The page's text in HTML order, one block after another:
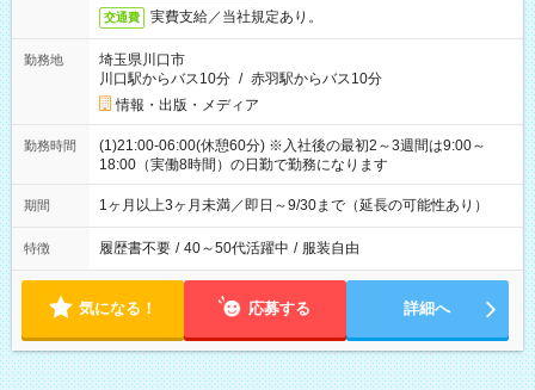
交通費 実費支給／当社規定あり。
勤務地
埼玉県川口市
川口駅からバス10分 / 赤羽駅からバス10分
情報・出版・メディア
勤務時間
(1)21:00-06:00(休憩60分) ※入社後の最初2～3週間は9:00～
18:00（実働8時間）の日勤で勤務になります
期間 1ヶ月以上3ヶ月未満／即日～9/30まで（延長の可能性あり）
特徴 履歴書不要 / 40～50代活躍中 / 服装自由
気になる！ 応募する 詳細へ